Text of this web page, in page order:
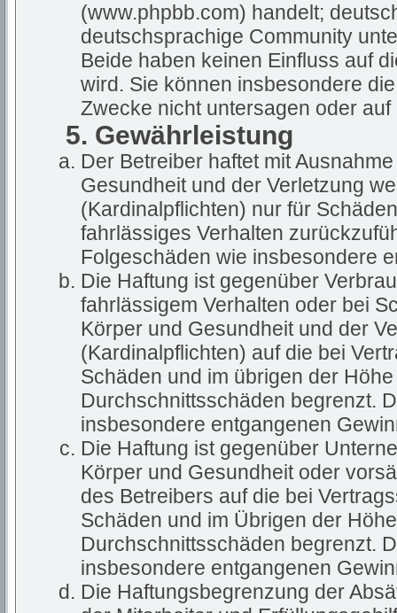
(www.phpbb.com) handelt;
deutschsprachige Community
Beide haben keinen Einfluss auf
wird. Sie können insbesondere
Zwecke nicht untersagen oder
5. Gewährleistung
Der Betreiber haftet mit
Gesundheit und der Verletzung
(Kardinalpflichten) nur für
fahrlässiges Verhalten
Folgeschäden wie insbesondere
Die Haftung ist gegenüber
fahrlässigem Verhalten oder bei
Körper und Gesundheit und der
(Kardinalpflichten) auf die bei
Schäden und im übrigen der
Durchschnittsschäden begrenzt.
insbesondere entgangenen
Die Haftung ist gegenüber
Körper und Gesundheit oder
des Betreibers auf die bei
Schäden und im Übrigen der
Durchschnittsschäden begrenzt.
insbesondere entgangenen
Die Haftungsbegrenzung der